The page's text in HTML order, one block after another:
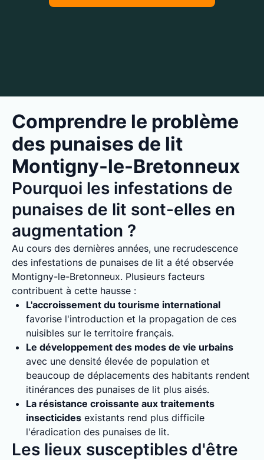
Comprendre le problème
des punaises de lit
Montigny-le-Bretonneux
Pourquoi les infestations de
punaises de lit sont-elles en
augmentation ?
Au cours des dernières années, une recrudescence
des infestations de punaises de lit a été observée
Montigny-le-Bretonneux. Plusieurs facteurs
contribuent à cette hausse :
L'accroissement du tourisme international
favorise l'introduction et la propagation de ces
nuisibles sur le territoire français.
Le développement des modes de vie urbains
avec une densité élevée de population et
beaucoup de déplacements des habitants rendent
itinérances des punaises de lit plus aisés.
La résistance croissante aux traitements
insecticides existants rend plus difficile
l'éradication des punaises de lit.
Les lieux susceptibles d'être